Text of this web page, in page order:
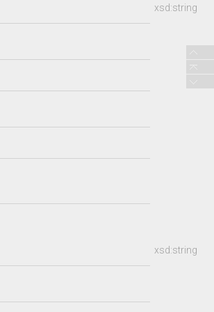
xsd:string
xsd:string